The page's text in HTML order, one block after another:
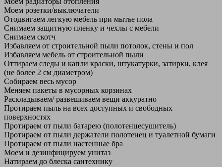
Моем розетки/выключатели
Отодвигаем легкую мебель при мытье пола
Снимаем защитную пленку и чехлы с мебели
Снимаем скотч
Избавляем от строительной пыли потолок, стены и пол
Избавляем мебель от строительной пыли
Оттираем следы и капли краски, штукатурки, затирки, клея
(не более 2 см диаметром)
Собираем весь мусор
Меняем пакеты в мусорных корзинах
Раскладываем/ развешиваем вещи аккуратно
Протираем пыль на всех доступных и свободных
поверхностях
Протираем от пыли батарею (полотенцесушитель)
Протираем от пыли держатели полотенец и туалетной бумаги
Протираем от пыли настенные бра
Моем и дезинфицируем унитаз
Натираем до блеска сантехнику